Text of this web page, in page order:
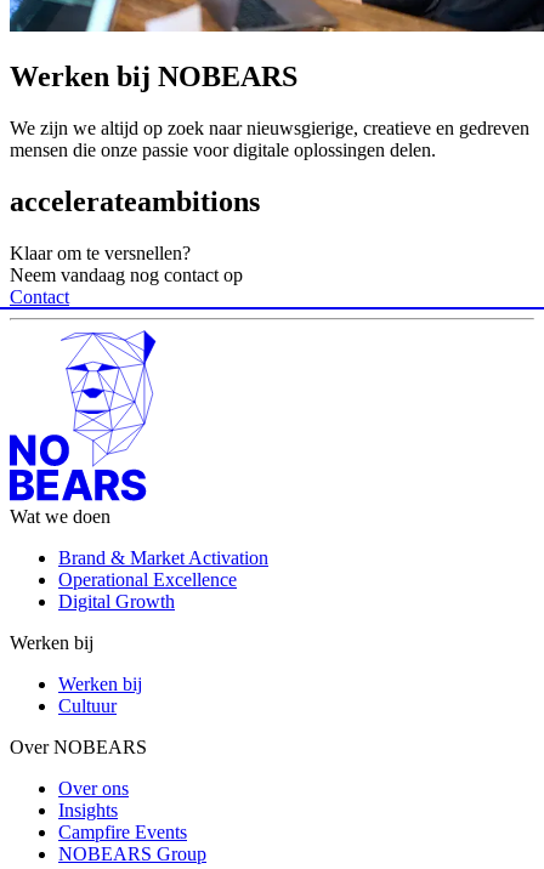
Werken bij NOBEARS
We zijn we altijd op zoek naar nieuwsgierige, creatieve en gedreven
mensen die onze passie voor digitale oplossingen delen.
accelerateambitions
Klaar om te versnellen?
Neem vandaag nog contact op
Contact
Wat we doen
Brand & Market Activation
Operational Excellence
Digital Growth
Werken bij
Werken bij
Cultuur
Over NOBEARS
Over ons
Insights
Campfire Events
NOBEARS Group